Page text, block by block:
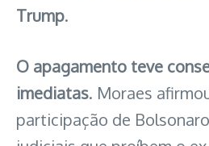
Trump.
O apagamento teve
imediatas. Moraes
participação de